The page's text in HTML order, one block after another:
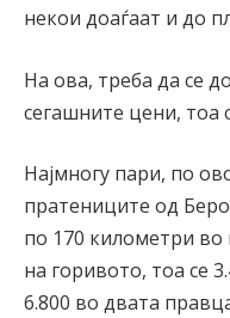
некои доаѓаат и до
На ова, треба да се
сегашните цени, тоа
Најмногу пари, по
пратениците од
по 170 километри
на горивото, тоа се
6.800 во двата